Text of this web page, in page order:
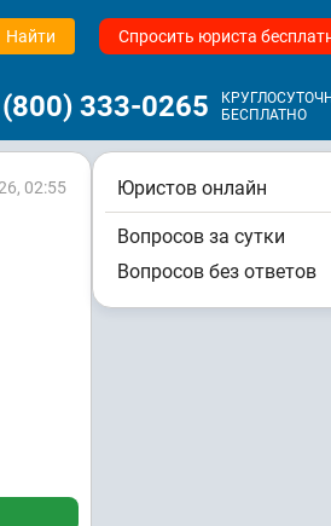
Найти Спросить юриста
333-0265
БЕСПЛАТНО
02:55 Юристов онлайн
Вопросов за сутки
Вопросов без ответов